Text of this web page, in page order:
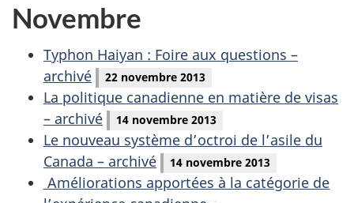
Novembre
Typhon Haiyan : Foire aux questions –
archivé
22 novembre 2013
La politique canadienne en matière de visas
– archivé
14 novembre 2013
Le nouveau système d’octroi de l’asile du
Canada – archivé
14 novembre 2013
Améliorations apportées à la catégorie de